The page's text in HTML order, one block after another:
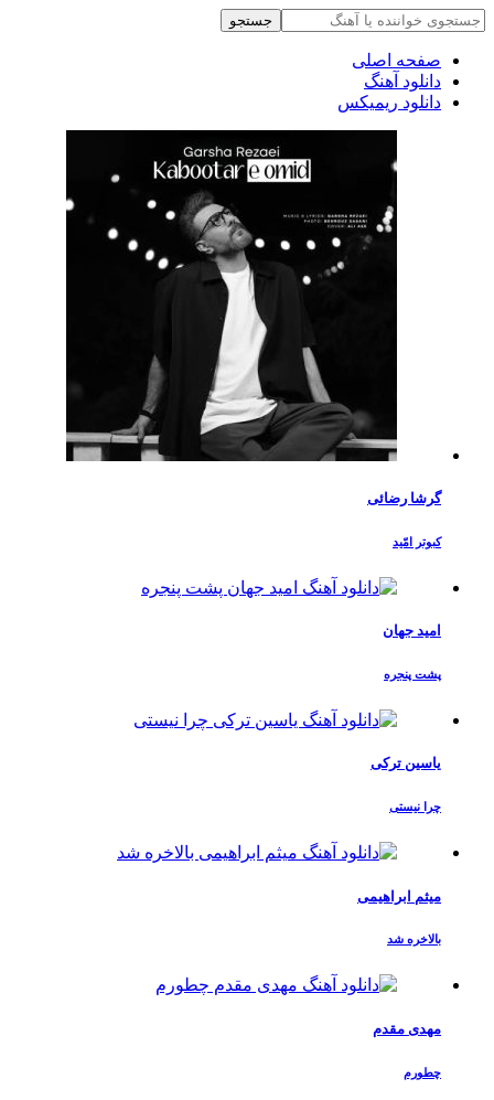
جستجو
صفحه اصلی
دانلود آهنگ
دانلود ریمیکس
گرشا رضائی
کبوتر امّید
امید جهان
پشت پنجره
یاسین ترکی
چرا نیستی
میثم ابراهیمی
بالاخره شد
مهدی مقدم
چطورم